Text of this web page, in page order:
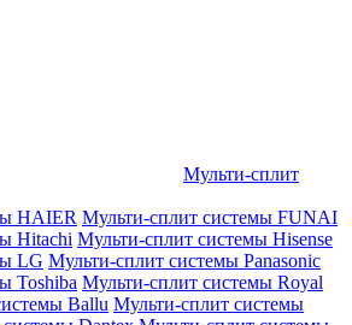
Мульти-сплит
HAIER Мульти-сплит системы FUNAI
Hitachi Мульти-сплит системы Hisense
LG Мульти-сплит системы Panasonic
Toshiba Мульти-сплит системы Royal
Ballu Мульти-сплит системы